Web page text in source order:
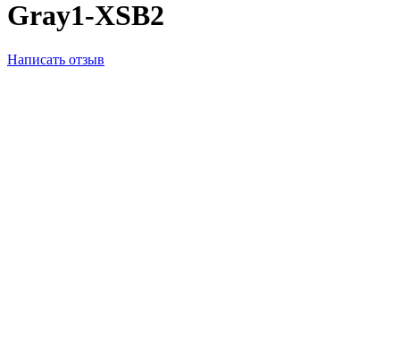
Gray1-XSB2
Написать отзыв